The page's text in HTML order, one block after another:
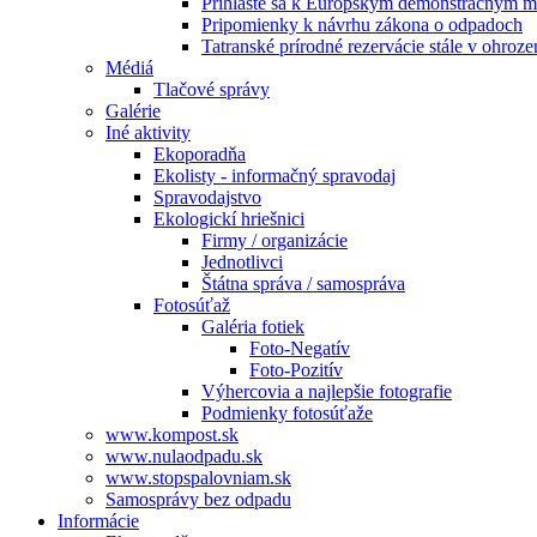
Pripomienky k návrhu zákona o odpadoch
Tatranské prírodné rezervácie stále v
Médiá
Tlačové správy
Galérie
Iné aktivity
Ekoporadňa
Ekolisty - informačný spravodaj
Spravodajstvo
Ekologickí hriešnici
Firmy / organizácie
Jednotlivci
Štátna správa / samospráva
Fotosúťaž
Galéria fotiek
Foto-Negatív
Foto-Pozitív
Výhercovia a najlepšie fotografie
Podmienky fotosúťaže
www.kompost.sk
www.nulaodpadu.sk
www.stopspalovniam.sk
Samosprávy bez odpadu
Informácie